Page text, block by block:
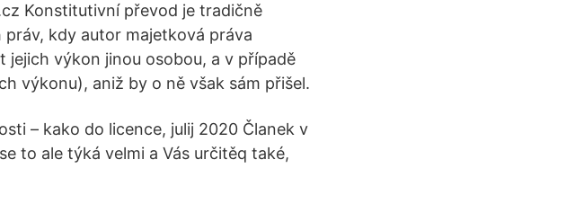
Konstitutivní převod je tradičně
kdy autor majetková práva
jejich výkon jinou osobou, a v případě
výkonu), aniž by o ně však sám přišel.
– kako do licence, julij 2020 Članek v
to ale týká velmi a Vás určitěq také,